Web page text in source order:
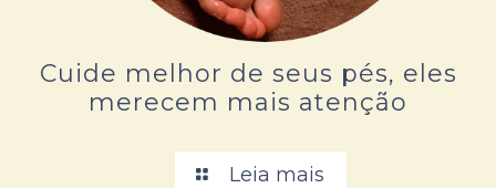
Cuide melhor de seus pés, eles
merecem mais atenção
Leia mais